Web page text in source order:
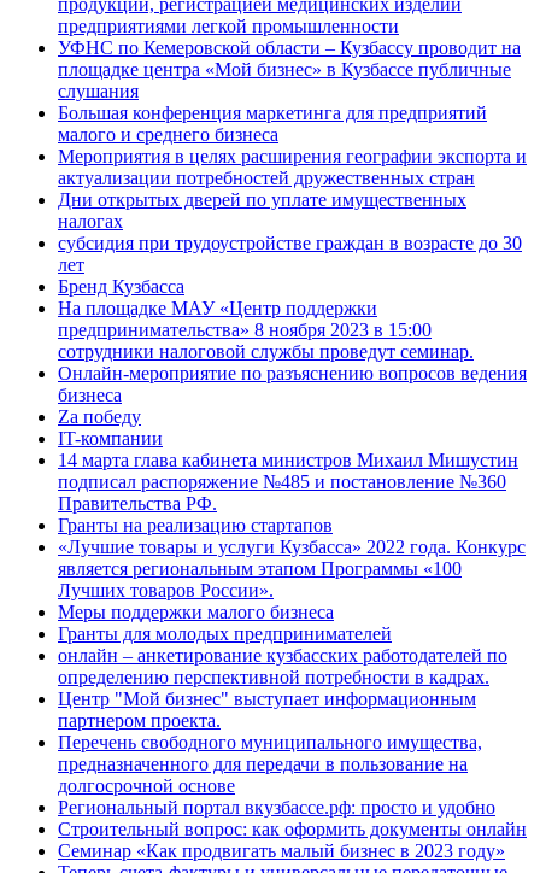
продукции, регистрацией медицинских изделий
предприятиями легкой промышленности
УФНС по Кемеровской области – Кузбассу проводит на
площадке центра «Мой бизнес» в Кузбассе публичные
слушания
Большая конференция маркетинга для предприятий
малого и среднего бизнеса
Мероприятия в целях расширения географии экспорта и
актуализации потребностей дружественных стран
Дни открытых дверей по уплате имущественных
налогах
субсидия при трудоустройстве граждан в возрасте до 30
лет
Бренд Кузбасса
На площадке МАУ «Центр поддержки
предпринимательства» 8 ноября 2023 в 15:00
сотрудники налоговой службы проведут семинар.
Онлайн-мероприятие по разъяснению вопросов ведения
бизнеса
Za победу
IT-компании
14 марта глава кабинета министров Михаил Мишустин
подписал распоряжение №485 и постановление №360
Правительства РФ.
Гранты на реализацию стартапов
«Лучшие товары и услуги Кузбасса» 2022 года. Конкурс
является региональным этапом Программы «100
Лучших товаров России».
Меры поддержки малого бизнеса
Гранты для молодых предпринимателей
онлайн – анкетирование кузбасских работодателей по
определению перспективной потребности в кадрах.
Центр "Мой бизнес" выступает информационным
партнером проекта.
Перечень свободного муниципального имущества,
предназначенного для передачи в пользование на
долгосрочной основе
Региональный портал вкузбассе.рф: просто и удобно
Строительный вопрос: как оформить документы онлайн
Семинар «Как продвигать малый бизнес в 2023 году»